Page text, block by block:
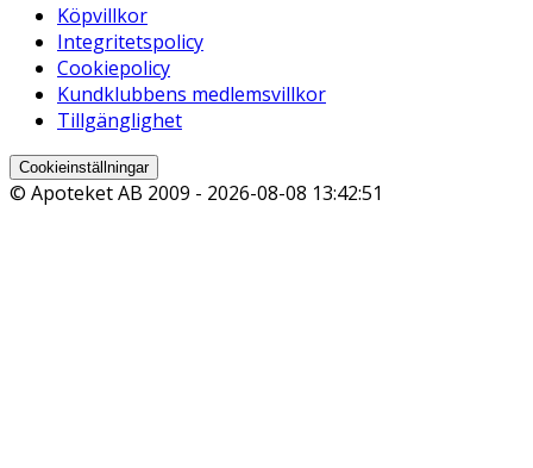
Köpvillkor
Integritetspolicy
Cookiepolicy
Kundklubbens medlemsvillkor
Tillgänglighet
Cookieinställningar
© Apoteket AB 2009 - 2026-08-08 13:42:51